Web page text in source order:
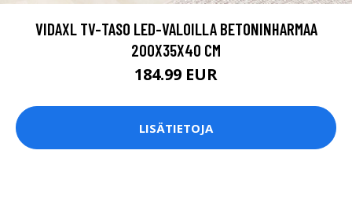
VIDAXL TV-TASO LED-VALOILLA BETONINHARMAA
200X35X40 CM
184.99 EUR
LISÄTIETOJA